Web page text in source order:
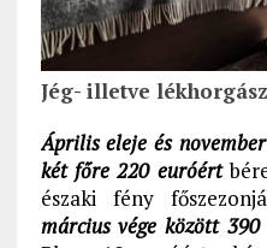
Jég- illetve
Április eleje és
két főre 220 euróért
északi fény
március vége között